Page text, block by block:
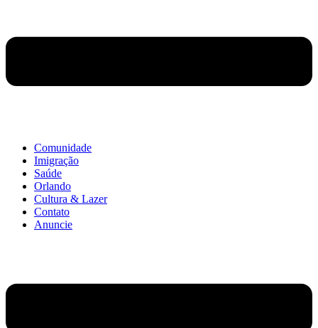
Comunidade
Imigração
Saúde
Orlando
Cultura & Lazer
Contato
Anuncie